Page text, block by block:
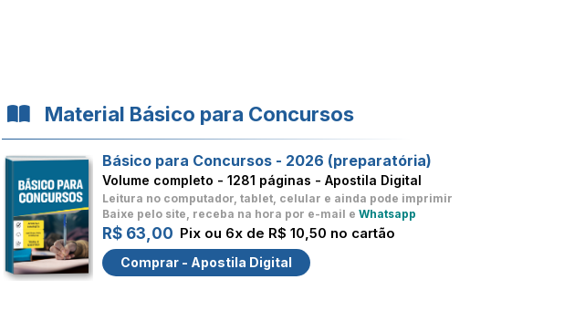
Material Básico para Concursos
Básico para Concursos - 2026 (preparatória)
Volume completo - 1281 páginas - Apostila Digital
Leitura no computador, tablet, celular e ainda pode imprimir
Baixe pelo site, receba na hora por e-mail e Whatsapp
R$ 63,00 Pix ou 6x de R$ 10,50 no cartão
Comprar - Apostila Digital